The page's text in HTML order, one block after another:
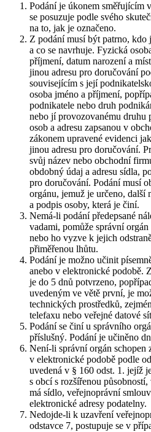
Podání je úkonem směřujícím
se posuzuje podle svého
na to, jak je označeno.
Z podání musí být patrno, kdo
a co se navrhuje. Fyzická
příjmení, datum narození a
jinou adresu pro doručování
souvisejícím s její
osoba jméno a příjmení,
podnikatele nebo druh
nebo jí provozovanému
osob a adresu zapsanou v
zákonem upravené evidenci
jinou adresu pro doručování.
svůj název nebo obchodní
obdobný údaj a adresu sídla,
pro doručování. Podání musí
orgánu, jemuž je určeno, další
a podpis osoby, která je činí.
Nemá-li podání předepsané
vadami, pomůže správní
nebo ho vyzve k jejich
přiměřenou lhůtu.
Podání je možno učinit
anebo v elektronické podobě.
je do 5 dnů potvrzeno,
uvedeným ve větě první, je
technických prostředků,
telefaxu nebo veřejné datové
Podání se činí u správního
příslušný. Podání je učiněno
Není-li správní orgán schopen
v elektronické podobě podle
uvedená v § 160 odst. 1. jejíž
s obcí s rozšířenou
má sídlo, veřejnoprávní
elektronické adresy podatelny.
Nedojde-li k uzavření
odstavce 7, postupuje se v